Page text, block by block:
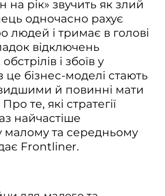
на рік» звучить як злий
одночасно рахує
людей і тримає в голові
відключень
і збоїв у
це бізнес-моделі стають
й повинні мати
те, які стратегії
найчастіше
малому та середньому
Frontliner.